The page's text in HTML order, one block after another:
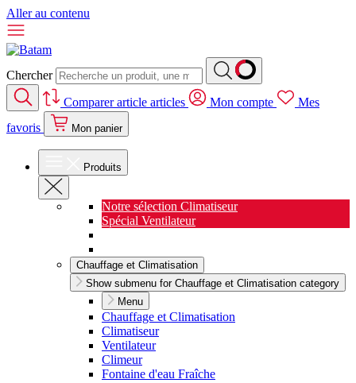
Aller au contenu
Chercher
Comparerarticle articles Mon compte
Mes
favoris
Mon panier
Produits
Notre sélection Climatiseur
Spécial Ventilateur
Chauffage et Climatisation
Show submenu for Chauffage et Climatisation category
Menu
Chauffage et Climatisation
Climatiseur
Ventilateur
Climeur
Fontaine d'eau Fraîche